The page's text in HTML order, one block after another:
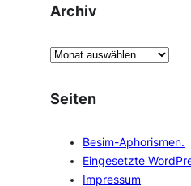
Archiv
A
c
Seiten
Besim-Aphorismen.
Eingesetzte
Impressum